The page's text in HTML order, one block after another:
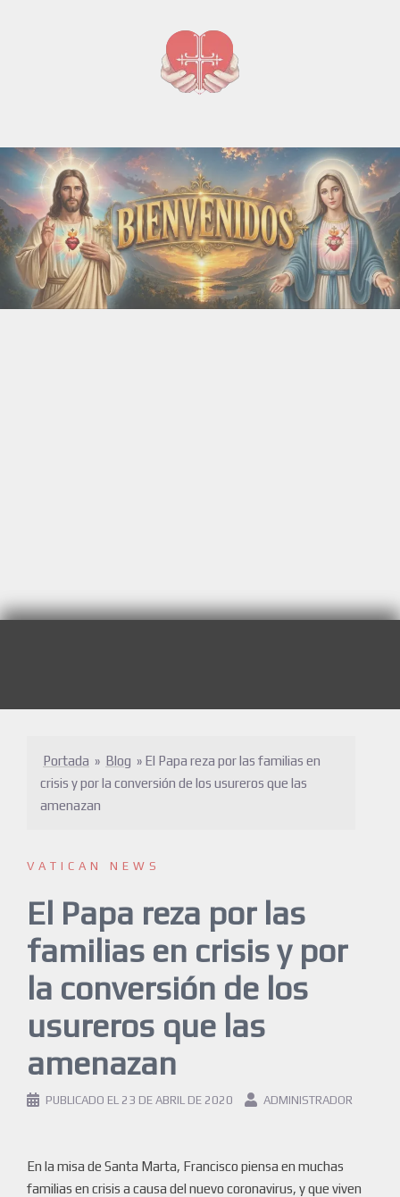
Portada » Blog » El Papa reza por las familias en
crisis y por la conversión de los usureros que las
amenazan
VATICAN NEWS
El Papa reza por las
familias en crisis y por
la conversión de los
usureros que las
amenazan
PUBLICADO EL 23 DE ABRIL DE 2020 ADMINISTRADOR
En la misa de Santa Marta, Francisco piensa en muchas
familias en crisis a causa del nuevo coronavirus, y que viven